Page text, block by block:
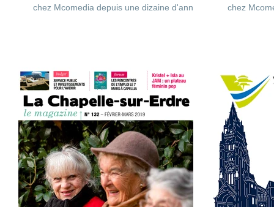
chez Mcomedia depuis une dizaine d'année.
chez